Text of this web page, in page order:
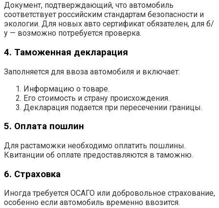
Документ, подтверждающий, что автомобиль
соответствует российским стандартам безопасности и
экологии. Для новых авто сертификат обязателен, для б/
у — возможно потребуется проверка.
4. Таможенная декларация
Заполняется для ввоза автомобиля и включает:
Информацию о товаре.
Его стоимость и страну происхождения.
Декларация подается при пересечении границы.
5. Оплата пошлин
Для растаможки необходимо оплатить пошлины.
Квитанции об оплате предоставляются в таможню.
6. Страховка
Иногда требуется ОСАГО или добровольное страхование,
особенно если автомобиль временно ввозится.